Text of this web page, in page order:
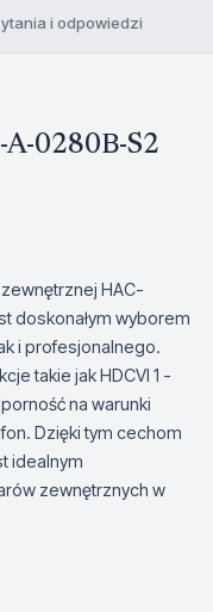
i odpowiedzi
0280B-S2
HAC-
doskonałym wyborem
i profesjonalnego.
takie jak HDCVI 1 -
na warunki
Dzięki tym cechom
idealnym
zewnętrznych w